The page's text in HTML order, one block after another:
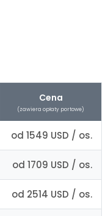
Cena
(zawiera opłaty portowe)
od 1549 USD / os.
od 1709 USD / os.
od 2514 USD / os.